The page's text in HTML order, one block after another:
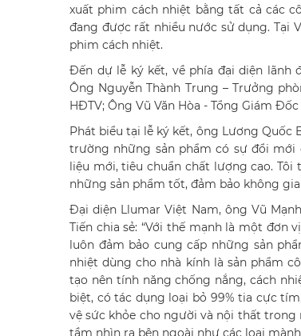
xuất phim cách nhiệt bằng tất cả các
đang được rất nhiều nước sử dụng. Tại
phim cách nhiệt.
Đến dự lễ ký kết, về phía đại diện lãnh
Ông Nguyễn Thành Trung – Trưởng
HĐTV; Ông Vũ Văn Hòa - Tổng Giám
Phát biểu tại lễ ký kết, ông Lương Quốc
trường những sản phẩm có sự đổi mới
liệu mới, tiêu chuẩn chất lượng cao.
những sản phẩm tốt, đảm bảo không
Đại diện Llumar Việt Nam, ông Vũ
Tiến chia sẻ: “Với thế mạnh là một đơn
luôn đảm bảo cung cấp những sản
nhiệt dùng cho nhà kính là sản phẩm
tạo nên tính năng chống nắng, cách
biệt, có tác dụng loại bỏ 99% tia cực
vệ sức khỏe cho người và nội thất
tầm nhìn ra bên ngoài như các loại